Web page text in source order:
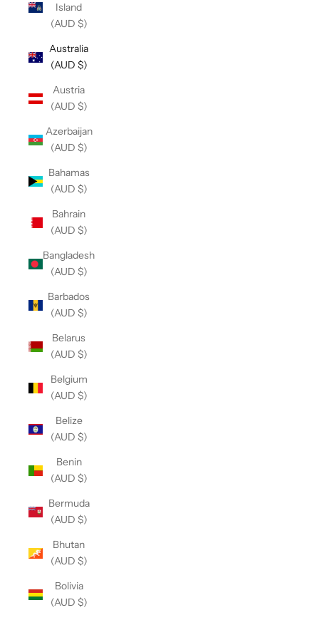
Island
(AUD $)
Australia
(AUD $)
Austria
(AUD $)
Azerbaijan
(AUD $)
Bahamas
(AUD $)
Bahrain
(AUD $)
Bangladesh
(AUD $)
Barbados
(AUD $)
Belarus
(AUD $)
Belgium
(AUD $)
Belize
(AUD $)
Benin
(AUD $)
Bermuda
(AUD $)
Bhutan
(AUD $)
Bolivia
(AUD $)